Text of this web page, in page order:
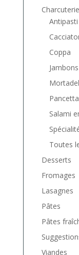
Antipasti
Coppa
Jambons
Salami
Toutes
Desserts
Fromages
Lasagnes
Pâtes
Pâtes
Viandes